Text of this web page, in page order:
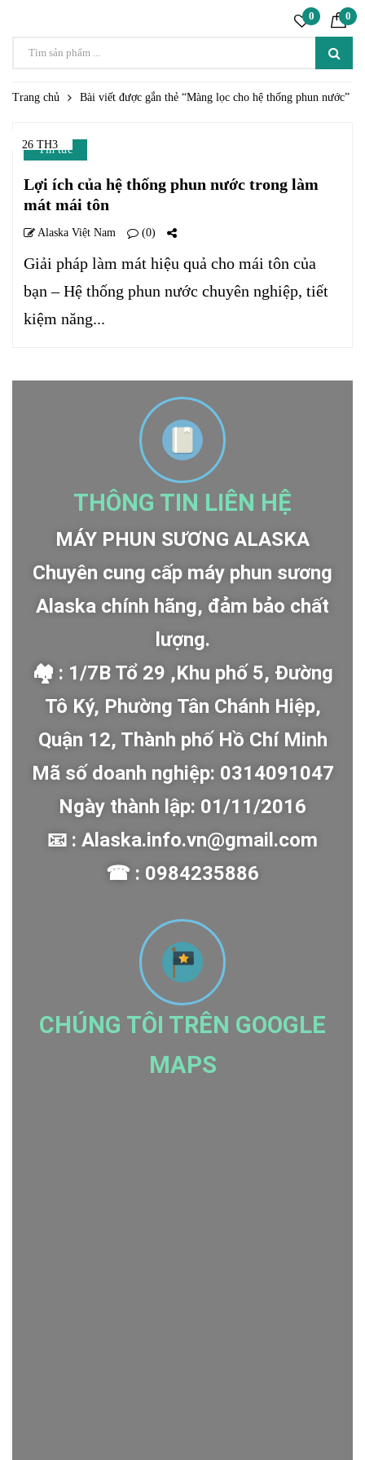
0 0
Trang chủ Bài viết được gắn thẻ “Màng lọc cho hệ thống phun nước”
26 TH3
Tin tức
Lợi ích của hệ thống phun nước trong làm
mát mái tôn
Alaska Việt Nam (0)
Giải pháp làm mát hiệu quả cho mái tôn của
bạn – Hệ thống phun nước chuyên nghiệp, tiết
kiệm năng...
THÔNG TIN LIÊN HỆ
MÁY PHUN SƯƠNG ALASKA
Chuyên cung cấp máy phun sương
Alaska chính hãng, đảm bảo chất
lượng.
🏘 : 1/7B Tổ 29 ,Khu phố 5, Đường
Tô Ký, Phường Tân Chánh Hiệp,
Quận 12, Thành phố Hồ Chí Minh
Mã số doanh nghiệp: 0314091047
Ngày thành lập: 01/11/2016
📧 : Alaska.info.vn@gmail.com
☎ : 0984235886
CHÚNG TÔI TRÊN GOOGLE
MAPS